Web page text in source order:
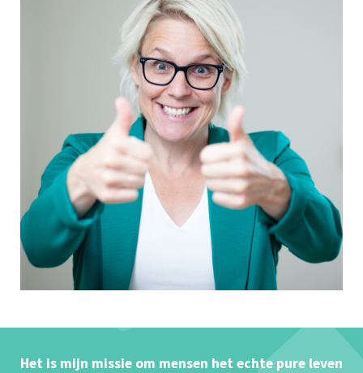
Het is mijn missie om mensen het echte pure leven